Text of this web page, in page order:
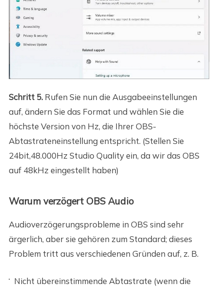
Schritt 5.Rufen Sie nun die Ausgabeeinstellungen
auf, ändern Sie das Format und wählen Sie die
höchste Version von Hz, die Ihrer OBS-
Abtastrateneinstellung entspricht. (Stellen Sie
24bit,48.000Hz Studio Quality ein, da wir das OBS
auf 48kHz eingestellt haben)
Warum verzögert OBS Audio
Audioverzögerungsprobleme in OBS sind sehr
ärgerlich, aber sie gehören zum Standard; dieses
Problem tritt aus verschiedenen Gründen auf, z. B.
Nicht übereinstimmende Abtastrate (wenn die